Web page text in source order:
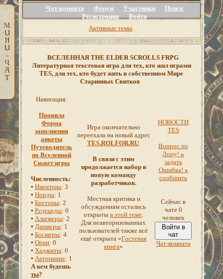
Чат-комната Форум Участники
Поиск
Регистрация
Войти
Активные темы
ВСЕЛЕННАЯ THE ELDER SCROLLS FRPG
Литературная текстовая игра для тех, кто жил играми
TES, для тех, кто будет жить в собственном Мире
Старинных Свитков
Навигация:
Правила
Форма
заполнения
анкеты
Путеводитель
по Вселенной
Сюжет игры
Численность:
▪Имперцы: 3
▪Норды: 1
▪Бретоны: 2
▪Редгарды: 0
▪Альтмеры: 2
▪Данмеры: 1
▪Босмеры: 4
▪Орки: 0
▪Хаджиты: 0
▪Аргониане: 1
А кем будешь
ты?
Игра окончательно
переехала на новый адрес
TES.ROLFOR.RU.
В связи с этим
продолжается набор в
новую команду
разработчиков.
Местная критика и
обсуждениям остались
открытыв этой теме.
Для неавторизованных
пользователей также всё
ещё открыта «Гостевая
книга»
НОВОСТИ
TES
Вопрос по
Лору!»
задать
Ошибка! »
сообщить
Сейчас в
чате 0
человек
Войти в
чат
Чат-комната